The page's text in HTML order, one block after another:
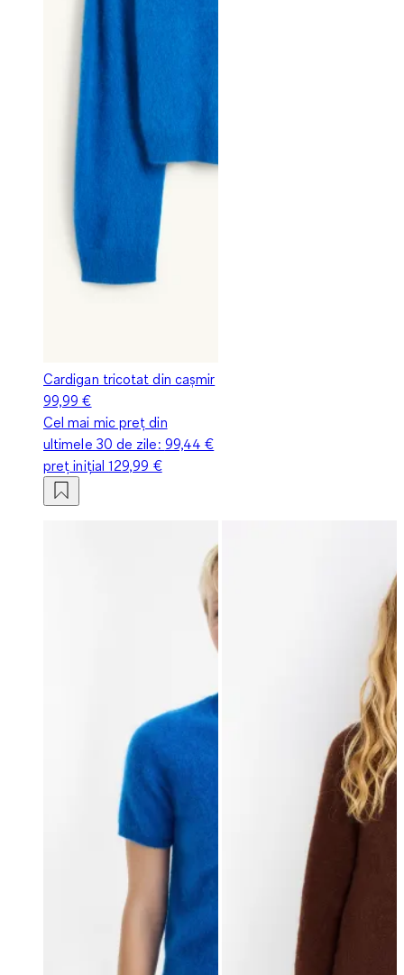
Cardigan tricotat din cașmir
99,99 €
Cel mai mic preț din
ultimele 30 de zile: 99,44 €
preț inițial129,99 €